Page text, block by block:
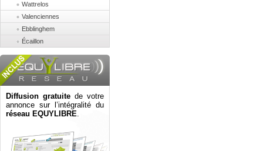
Wattrelos
Valenciennes
Ebblinghem
Écaillon
Diffusion gratuite de votre
annonce sur l’intégralité du
réseau EQUYLIBRE.